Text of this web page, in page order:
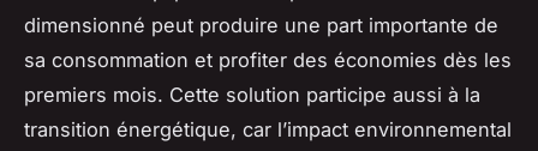
dimensionné peut produire une part importante de
sa consommation et profiter des économies dès les
premiers mois. Cette solution participe aussi à la
transition énergétique, car l’impact environnemental